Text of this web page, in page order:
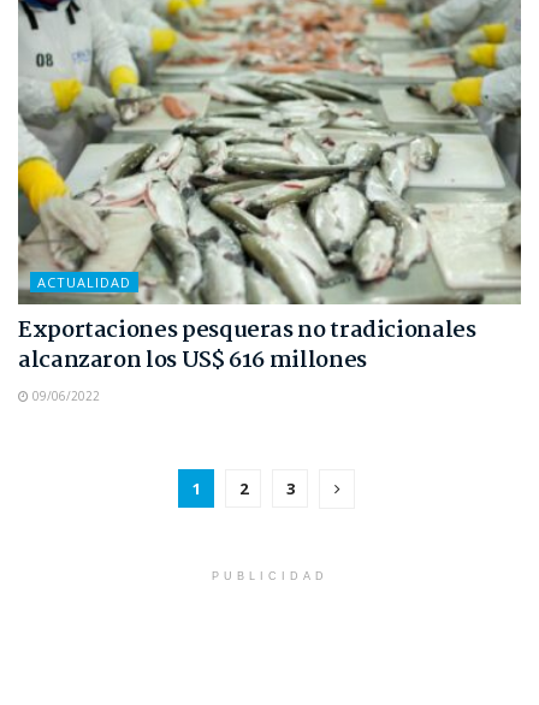
ACTUALIDAD
Exportaciones pesqueras no tradicionales
alcanzaron los US$ 616 millones
09/06/2022
1 2 3
PUBLICIDAD